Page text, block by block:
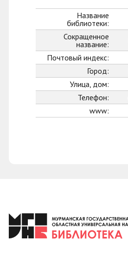
Название
библиотеки:
Сокращенное
название:
Почтовый индекс:
Город:
Улица, дом:
Телефон:
www: